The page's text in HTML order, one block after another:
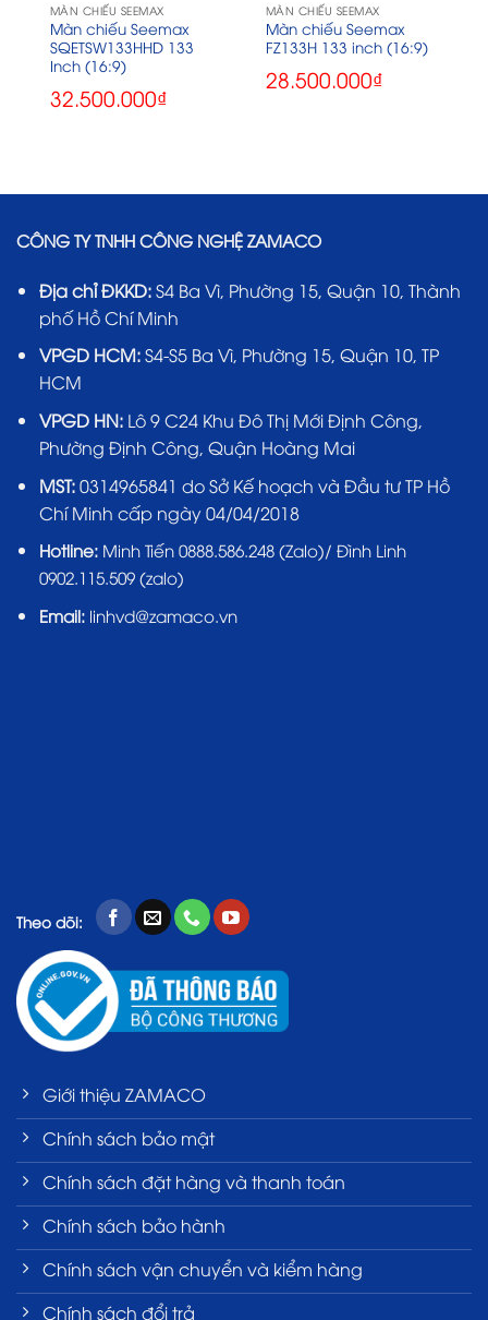
MÀN CHIẾU SEEMAX
Màn chiếu Seemax
SQETSW133HHD 133
Inch (16:9)
32.500.000₫
MÀN CHIẾU SEEMAX
Màn chiếu Seemax
FZ133H 133 inch (16:9)
28.500.000₫
CÔNG TY TNHH CÔNG NGHỆ ZAMACO
Địa chỉ ĐKKD:S4 Ba Vì, Phường 15, Quận 10, Thành
phố Hồ Chí Minh
VPGD HCM:S4-S5 Ba Vì, Phường 15, Quận 10, TP
HCM
VPGD HN:Lô 9 C24 Khu Đô Thị Mới Định Công,
Phường Định Công, Quận Hoàng Mai
MST:0314965841 do Sở Kế hoạch và Đầu tư TP Hồ
Chí Minh cấp ngày 04/04/2018
Hotline: Minh Tiến 0888.586.248 (Zalo)/ Đình Linh
0902.115.509 (zalo)
Email:linhvd@zamaco.vn
Theo dõi:
Giới thiệu ZAMACO
Chính sách bảo mật
Chính sách đặt hàng và thanh toán
Chính sách bảo hành
Chính sách vận chuyển và kiểm hàng
Chính sách đổi trả